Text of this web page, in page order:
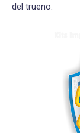
del trueno.